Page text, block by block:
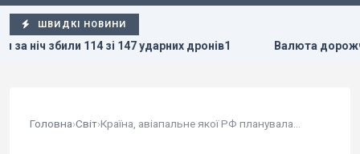
ШВИДКІ НОВИНИ
147 ударних дронів1 Валюта дорожчає перед
Головна›Світ›